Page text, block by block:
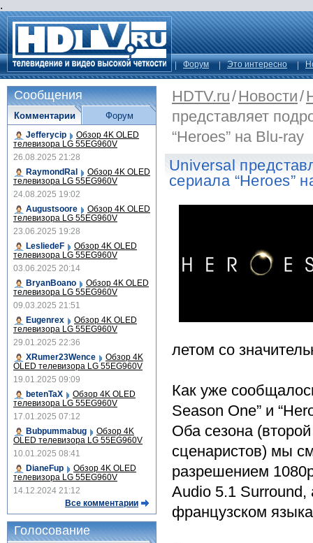
.
Форум Это интересно
HDTV.ru/Новости/
представляет
“Heroes” на Blu-ray
Universal
сериала “Heroes”
летом со
Как уже
Season One” и
Оба сезона
сценаристов) мы
разрешением
Audio 5.1 Surround,
французском
Сообщения
Комментарии
Jefferycip Обзор 4K OLED
телевизора LG 55EG960V
26.08.2025 21:28
RaymondRal
Обзор 4K OLED
телевизора LG 55EG960V
24.08.2025 19:02
Augustsoore
Обзор 4K OLED
телевизора LG 55EG960V
23.06.2025 19:28
LesliedeF
Обзор 4K OLED
телевизора LG 55EG960V
03.06.2025 20:14
BryanBoano
Обзор 4K OLED
телевизора LG 55EG960V
09.03.2025 21:51
Eugenrex
Обзор 4K OLED
телевизора LG 55EG960V
29.01.2025 22:36
XRumer23Wence
Обзор 4K
OLED телевизора LG 55EG960V
19.01.2025 09:09
betenTaX
Обзор 4K OLED
телевизора LG 55EG960V
17.01.2025 07:12
Bubpummabug
Обзор 4K
OLED телевизора LG 55EG960V
10.01.2025 08:41
DianeFup
Обзор 4K OLED
телевизора LG 55EG960V
14.12.2024 21:12
Все комментарии
Форум
Голосование